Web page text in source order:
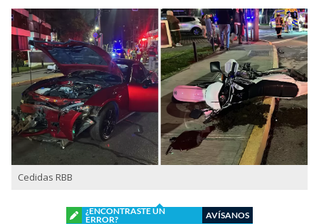
Cedidas RBB
¿ENCONTRASTE UN
ERROR?
AVÍSANOS